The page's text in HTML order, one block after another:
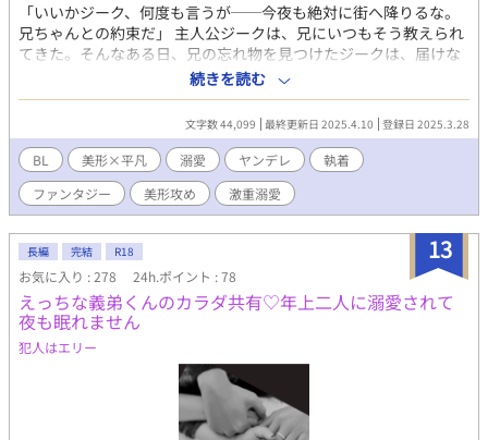
「いいかジーク、何度も言うが──今夜も絶対に街へ降りるな。
兄ちゃんとの約束だ」 主人公ジークは、兄にいつもそう教えられ
てきた。そんなある日、兄の忘れ物を見つけたジークは、届けな
ければと思い、迷ったのち外へ出てみることにした。そこで、あ
る男とぶつかってしまう。 「コイツを王宮へ連れて帰れ。今すぐ
に」 次期当主に捕まったジーク。果たして彼はどうなるのか。 溺
愛ヤンデレ攻め×ツンデレ受けです ぜひ読んで見てください…！
続きを読む
文字数 44,099 最終更新日 2025.4.10 登録日 2025.3.28
BL 美形×平凡 溺愛 ヤンデレ
執着
ファンタジー
美形攻め 激重溺愛
13
長編 完結 R18
お気に入り : 278 24h.ポイント : 78
えっちな義弟くんのカラダ共有♡年上二人に溺愛されて
夜も眠れません
犯人はエリー